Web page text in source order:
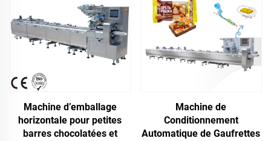
Machine d’emballage
horizontale pour petites
barres chocolatées et
Machine de
Conditionnement
Automatique de Gaufrettes